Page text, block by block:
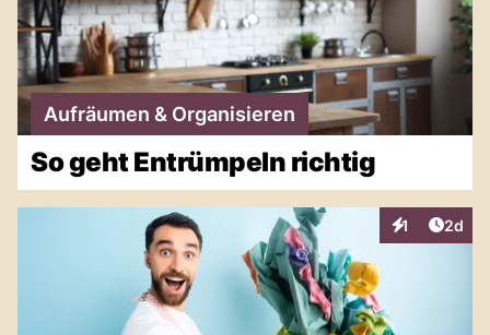
Aufräumen & Organisieren
So geht Entrümpeln richtig
1
Interaktionen
2d